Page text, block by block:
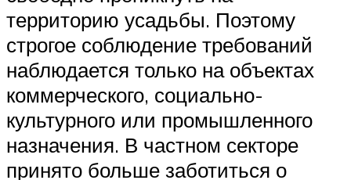
территорию усадьбы. Поэтому
строгое соблюдение требований
наблюдается только на объектах
коммерческого, социально-
культурного или промышленного
назначения. В частном секторе
принято больше заботиться о